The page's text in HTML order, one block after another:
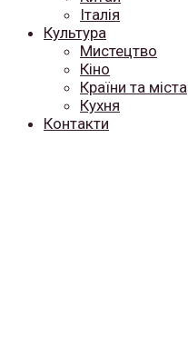
Італія
Культура
Мистецтво
Кіно
Країни та міста
Кухня
Контакти